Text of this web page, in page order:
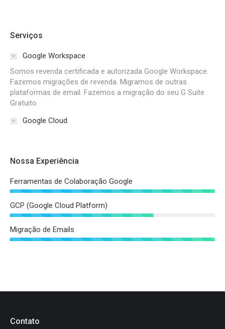
Serviços
Google Workspace
Somos revenda certificada e autorizada Google Workspace.
Fazemos migrações de revenda. Migramos de outras
plataformas de email. Fazemos a migração do seu G Suite
Gratuito.
Google Cloud
Nossa Experiência
Ferramentas de Colaboração Google
GCP (Google Cloud Platform)
Migração de Emails
Contato